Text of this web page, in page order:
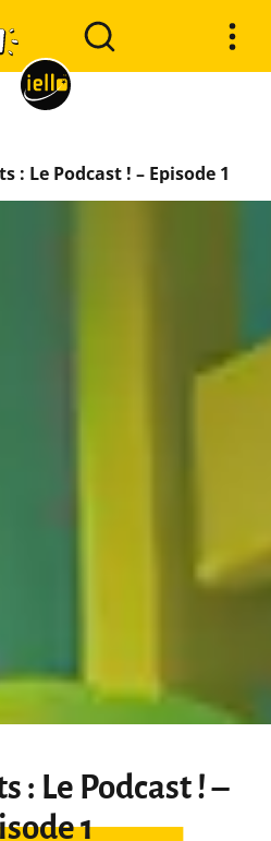
: Le Podcast ! – Episode 1
: Le Podcast ! –
1